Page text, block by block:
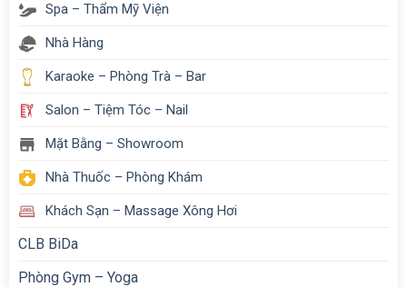
Spa – Thẩm Mỹ Viện
Nhà Hàng
Karaoke – Phòng Trà – Bar
Salon – Tiệm Tóc – Nail
Mặt Bằng – Showroom
Nhà Thuốc – Phòng Khám
Khách Sạn – Massage Xông Hơi
CLB BiDa
Phòng Gym – Yoga